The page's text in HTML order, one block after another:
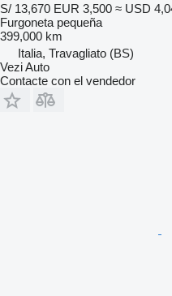
S/ 13,670 EUR 3,500 ≈ USD
Furgoneta pequeña
399,000 km
Italia, Travagliato (BS)
Vezi Auto
Contacte con el vendedor